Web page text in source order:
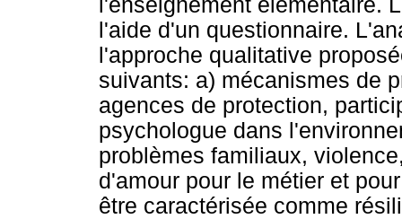
l'aide d'un questionnaire.
l'approche qualitative
suivants: a) mécanismes de
agences de protection,
psychologue dans
problèmes familiaux,
d'amour pour le métier et
être caractérisée comme